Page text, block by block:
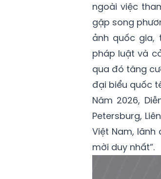
ngoài việc
gặp song
ảnh quốc gia,
pháp luật và
qua đó tăng
đại biểu quốc
Năm 2026,
Petersburg,
Việt Nam,
mời duy nhất”.